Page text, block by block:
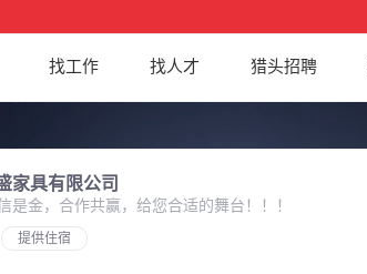
找工作 找人才 猎头招聘
家具有限公司
是金，合作共赢，给您合适的舞台！！！
提供住宿